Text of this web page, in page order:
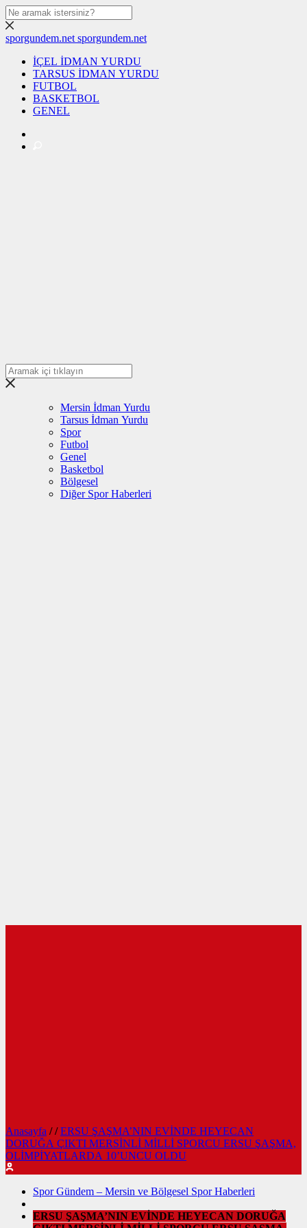
sporgundem.net sporgundem.net
İÇEL İDMAN YURDU
TARSUS İDMAN YURDU
FUTBOL
BASKETBOL
GENEL
Mersin İdman Yurdu
Tarsus İdman Yurdu
Spor
Futbol
Genel
Basketbol
Bölgesel
Diğer Spor Haberleri
Anasayfa / / ERSU ŞAŞMA’NIN EVİNDE HEYECAN
DORUĞA ÇIKTI MERSİNLİ MİLLİ SPORCU ERSU ŞAŞMA,
OLİMPİYATLARDA 10’UNCU OLDU
Spor Gündem – Mersin ve Bölgesel Spor Haberleri
ERSU ŞAŞMA’NIN EVİNDE HEYECAN DORUĞA